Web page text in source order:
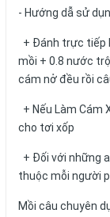
- Hướng dẫ sử
+ Đánh trực tiếp
mồi + 0.8 nước
cám nở đều rồi
+ Nếu Làm Cám
cho tơi xốp
+ Đối với những
thuộc mỗi người
Mồi câu chuyên